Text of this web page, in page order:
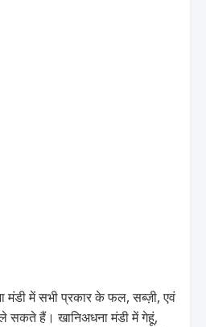
मंडी में सभी प्रकार के फल, सब्ज़ी, एवं
सकते हैं। खानिअधना मंडी में गेहूं,